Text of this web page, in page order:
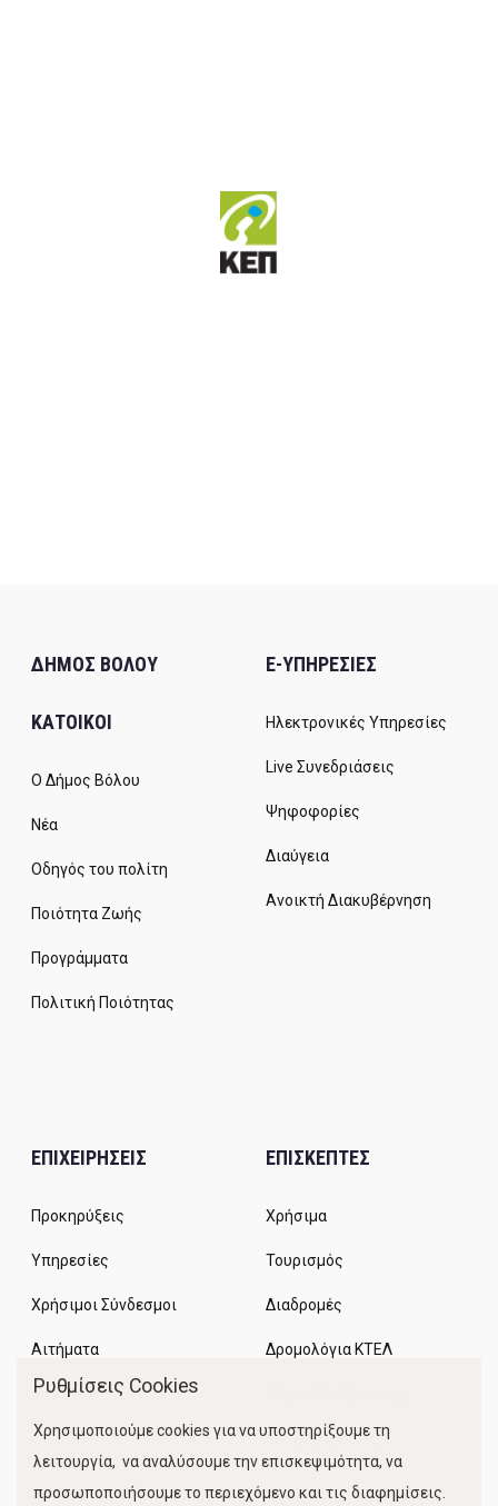
ΔΗΜΟΣ ΒΟΛΟΥ
ΚΑΤΟΙΚΟΙ
Ο Δήμος Βόλου
Νέα
Οδηγός του πολίτη
Ποιότητα Ζωής
Προγράμματα
Πολιτική Ποιότητας
E-ΥΠΗΡΕΣΙΕΣ
Ηλεκτρονικές Υπηρεσίες
Live Συνεδριάσεις
Ψηφοφορίες
Διαύγεια
Ανοικτή Διακυβέρνηση
ΕΠΙΧΕΙΡΗΣΕΙΣ
Προκηρύξεις
Υπηρεσίες
Χρήσιμοι Σύνδεσμοι
Αιτήματα
ΕΠΙΣΚΕΠΤΕΣ
Χρήσιμα
Τουρισμός
Διαδρομές
Δρομολόγια ΚΤΕΛ
Κίνηση Λιμένος
Ρυθμίσεις Cookies
Χρησιμοποιούμε cookies για να υποστηρίξουμε τη
λειτουργία, να αναλύσουμε την επισκεψιμότητα, να
προσωποποιήσουμε το περιεχόμενο και τις διαφημίσεις.